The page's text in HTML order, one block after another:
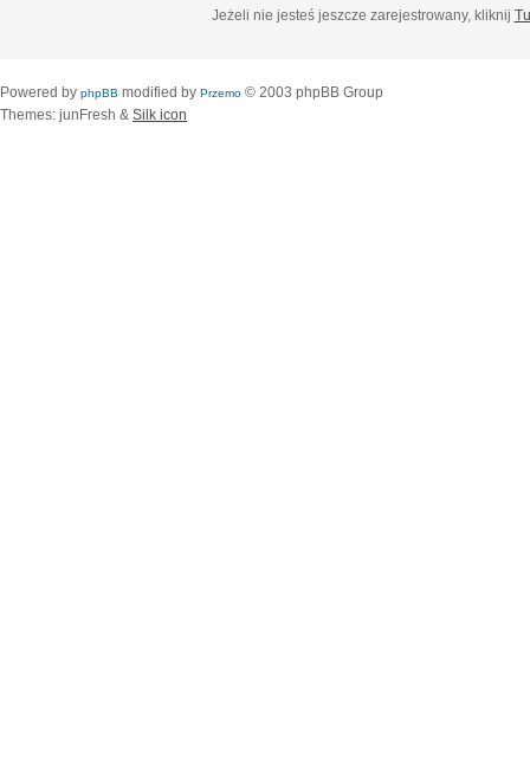
Jeżeli nie jesteś jeszcze zarejestrowany, kliknij
Powered by phpBB modified by Przemo © 2003 phpBB Group
Themes: junFresh & Silk icon